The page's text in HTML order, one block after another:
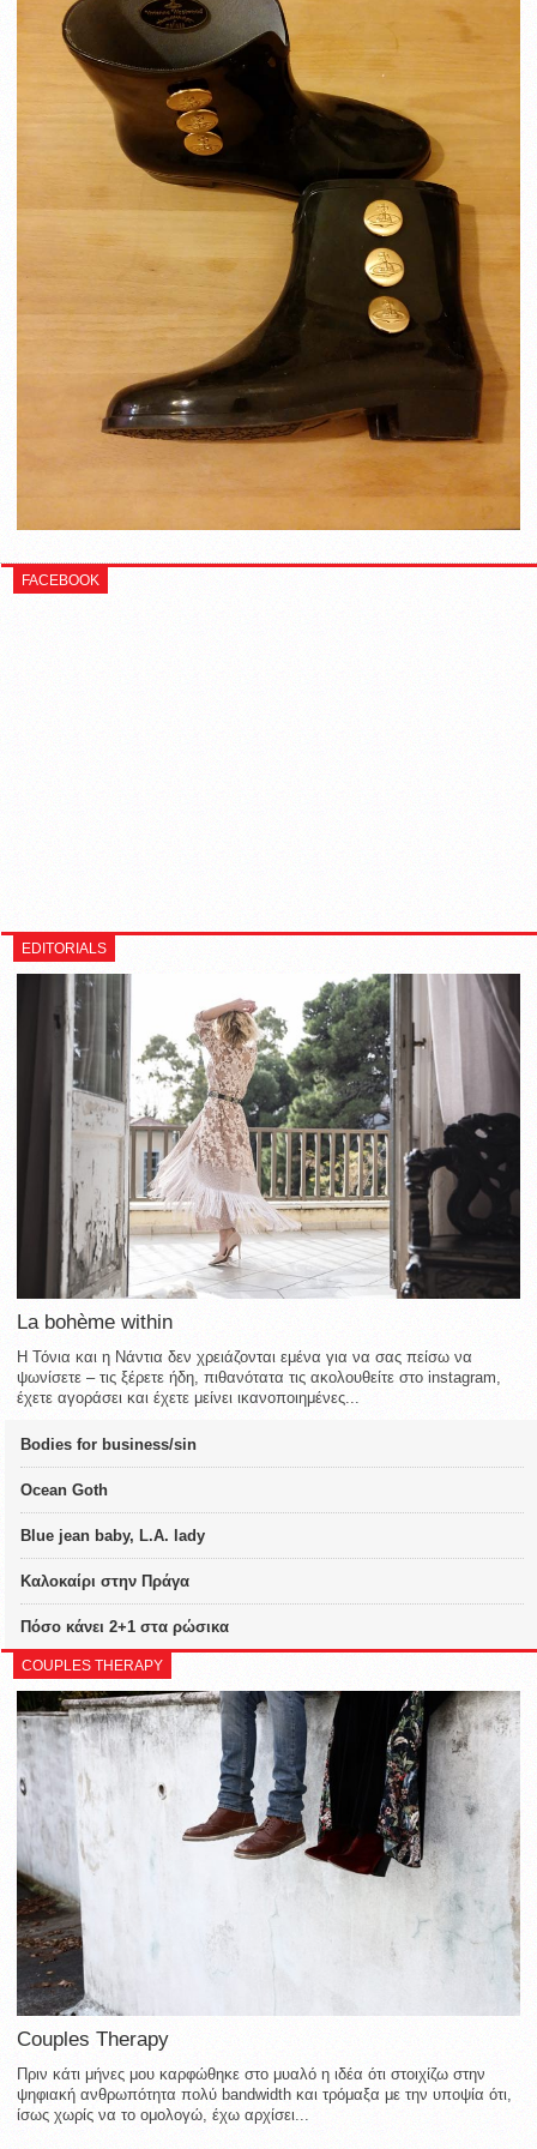
FACEBOOK
EDITORIALS
La bohème within
Η Τόνια και η Νάντια δεν χρειάζονται εμένα για να σας πείσω να
ψωνίσετε – τις ξέρετε ήδη, πιθανότατα τις ακολουθείτε στο instagram,
έχετε αγοράσει και έχετε μείνει ικανοποιημένες...
Bodies for business/sin
Ocean Goth
Blue jean baby, L.A. lady
Καλοκαίρι στην Πράγα
Πόσο κάνει 2+1 στα ρώσικα
COUPLES THERAPY
Couples Therapy
Πριν κάτι μήνες μου καρφώθηκε στο μυαλό η ιδέα ότι στοιχίζω στην
ψηφιακή ανθρωπότητα πολύ bandwidth και τρόμαξα με την υποψία ότι,
ίσως χωρίς να το ομολογώ, έχω αρχίσει...